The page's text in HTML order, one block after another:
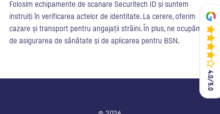
4.0/5.0
4.0/5.0
Folosim echipamente de scanare Securitech ID și suntem
instruiți în verificarea actelor de identitate. La cerere, oferim
cazare și transport pentru angajații străini. În plus, ne ocupăm și
de asigurarea de sănătate și de aplicarea pentru BSN.